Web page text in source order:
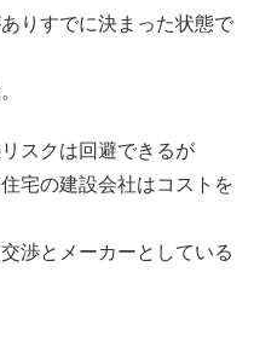
りすでに決まった状態で
スクは回避できるが
宅の建設会社はコストを
渉とメーカーとしている